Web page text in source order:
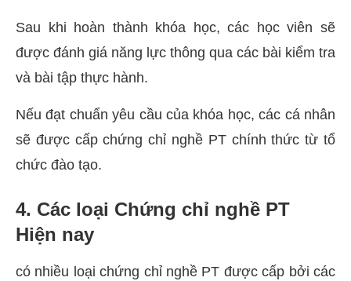
Sau khi hoàn thành khóa học, các học viên sẽ
được đánh giá năng lực thông qua các bài kiểm tra
và bài tập thực hành.
Nếu đạt chuẩn yêu cầu của khóa học, các cá nhân
sẽ được cấp chứng chỉ nghề PT chính thức từ tổ
chức đào tạo.
4. Các loại Chứng chỉ nghề PT
Hiện nay
có nhiều loại chứng chỉ nghề PT được cấp bởi các